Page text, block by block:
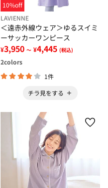
10%off
LAVIENNE
＜遠赤外線ウェア＞ゆるスイミ
ーサッカーワンピース
¥3,950 ～ ¥4,445 (税込)
2colors
1件
チラ見をする